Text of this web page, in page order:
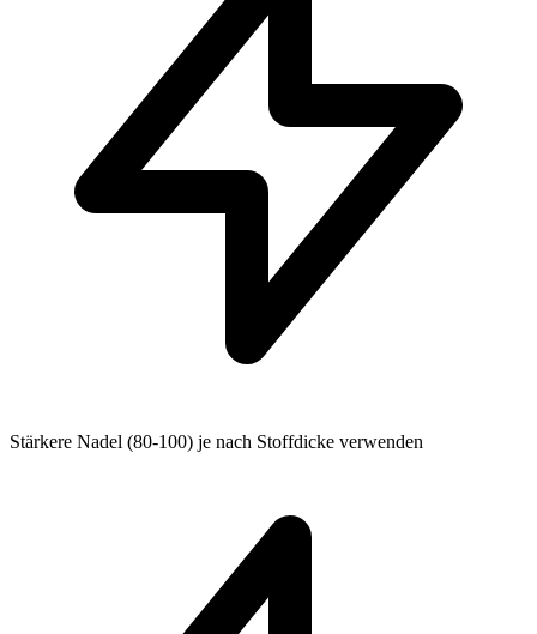
Stärkere Nadel (80-100) je nach Stoffdicke verwenden